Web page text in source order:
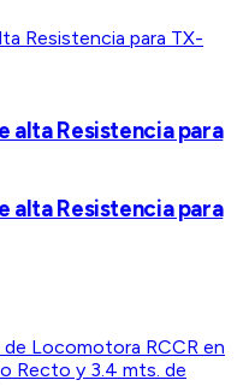
alta Resistencia para
alta Resistencia para